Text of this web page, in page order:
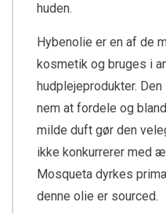
huden.
Hybenolie er en af de
kosmetik og bruges i
hudplejeprodukter.
nem at fordele og
milde duft gør den
ikke konkurrerer med
Mosqueta dyrkes
denne olie er sourced.